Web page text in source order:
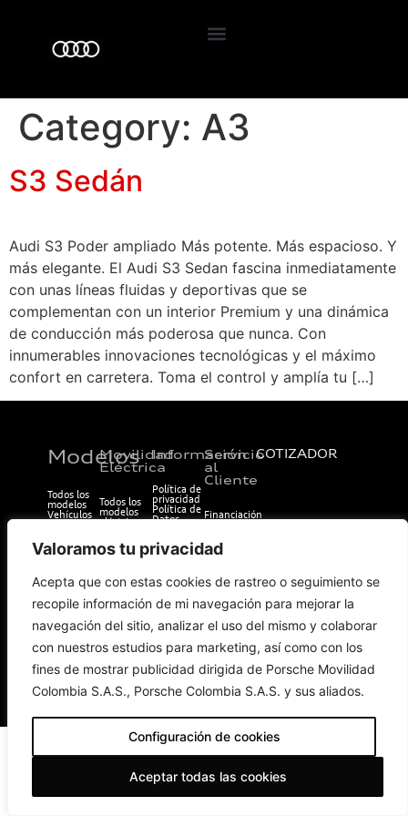
Valoramos tu privacidad
Acepta que con estas cookies de rastreo o seguimiento se
recopile información de mi navegación para mejorar la
navegación del sitio, analizar el uso del mismo y colaborar
con nuestros estudios para marketing, así como con los
fines de mostrar publicidad dirigida de Porsche Movilidad
Colombia S.A.S., Porsche Colombia S.A.S. y sus aliados.
Configuración de cookies
Aceptar todas las cookies
Category: A3
S3 Sedán
Audi S3 Poder ampliado Más potente. Más espacioso. Y
más elegante. El Audi S3 Sedan fascina inmediatamente
con unas líneas fluidas y deportivas que se
complementan con un interior Premium y una dinámica
de conducción más poderosa que nunca. Con
innumerables innovaciones tecnológicas y el máximo
confort en carretera. Toma el control y amplía tu […]
Modelos
Todos los
modelos
Vehículos
Modelos
Audi Sport
condiciones
Movilidad
Eléctrica
Todos los
modelos
eléctricos
Sostenibilidad
Carga
Información
Política de
privacidad
Política de
Datos
Nuestro
sistema de
denuncias
Aviso de
privacidad
Servicio
al
Cliente
Financiación
COTIZADOR